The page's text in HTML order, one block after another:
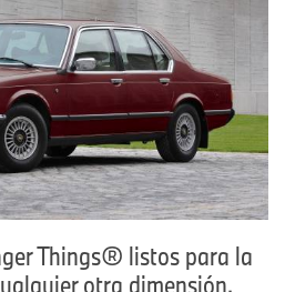
Things® listos para la
otra dimensión.